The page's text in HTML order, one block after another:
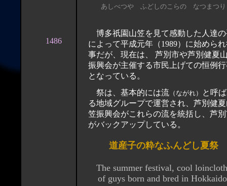
1486
あしべつや ふどしのこらの なつまつり
博多祇園山笠を見て感動した人達
によって平成元年（1989）に始めら
事だが、現在は、 芦別市や芦別健夏山笠
振興会が主催する市民上げての恒例
となっている。
祭は、基本的には流 （ながれ）
と呼
る地域グループで運営され、芦別健
笠振興会がこれらの流を統括し、芦
がバックアップしている。
道産子の粋なふんどし夏祭
The summer festival, cool
of guys born and bred in